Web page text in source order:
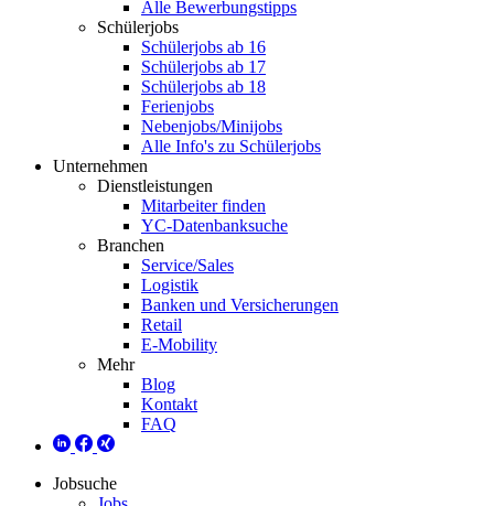
Alle Bewerbungstipps
Schülerjobs
Schülerjobs ab 16
Schülerjobs ab 17
Schülerjobs ab 18
Ferienjobs
Nebenjobs/Minijobs
Alle Info's zu Schülerjobs
Unternehmen
Dienstleistungen
Mitarbeiter finden
YC-Datenbanksuche
Branchen
Service/Sales
Logistik
Banken und Versicherungen
Retail
E-Mobility
Mehr
Blog
Kontakt
FAQ
Jobsuche